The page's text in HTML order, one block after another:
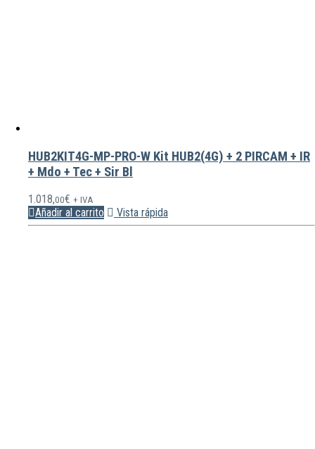
HUB2KIT4G-MP-PRO-W Kit HUB2(4G) + 2 PIRCAM + IR
+ Mdo + Tec + Sir Bl
1.018,00€ + IVA
Añadir al carrito Vista rápida